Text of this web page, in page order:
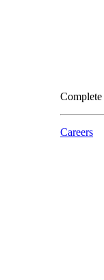
Complete
Careers